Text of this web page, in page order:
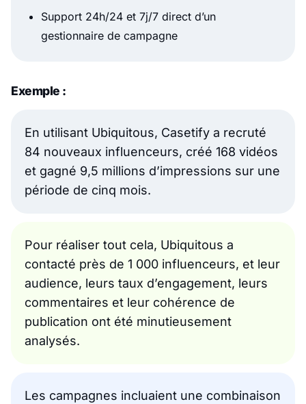
Support 24h/24 et 7j/7 direct d’un
gestionnaire de campagne
Exemple :
En utilisant Ubiquitous, Casetify a recruté
84 nouveaux influenceurs, créé 168 vidéos
et gagné 9,5 millions d’impressions sur une
période de cinq mois.
Pour réaliser tout cela, Ubiquitous a
contacté près de 1 000 influenceurs, et leur
audience, leurs taux d’engagement, leurs
commentaires et leur cohérence de
publication ont été minutieusement
analysés.
Les campagnes incluaient une combinaison